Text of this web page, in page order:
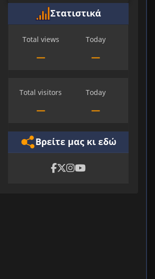
Στατιστικά
Total views
—
Today
—
Total visitors
—
Today
—
Βρείτε μας κι εδώ